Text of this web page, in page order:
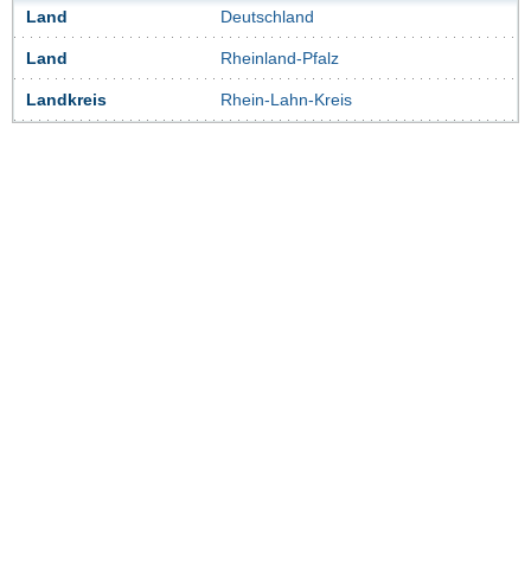
Land Deutschland
Land Rheinland-Pfalz
Landkreis Rhein-Lahn-Kreis